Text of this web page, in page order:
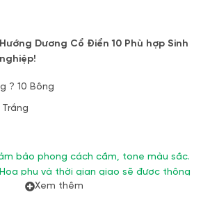
Dương Cổ Điển 10 Phù hợp Sinh
? 10 Bông
bảo phong cách cắm, tone màu sắc.
phụ và thời gian giao sẽ được thông
hàng xác nhận trước khi cắm hay bó.
Xem thêm